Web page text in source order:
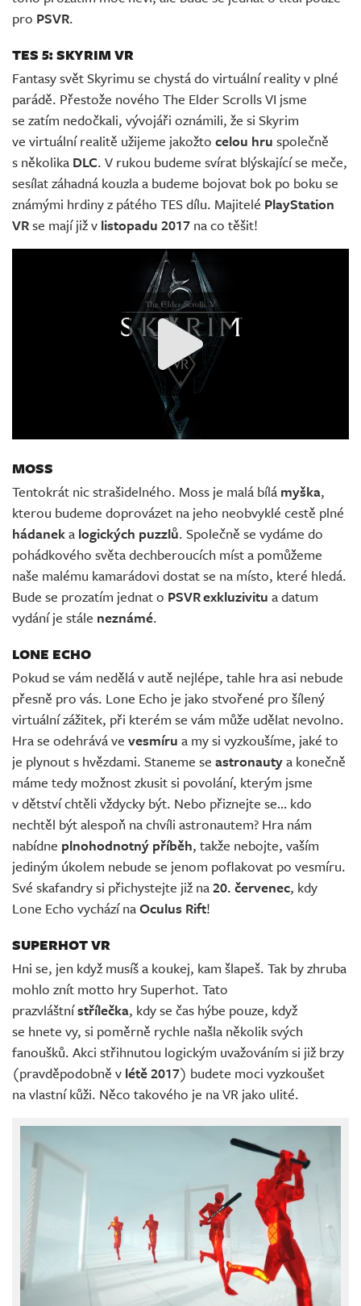
pro PSVR.
TES 5: SKYRIM VR
Fantasy svět Skyrimu se chystá do virtuální reality v plné
parádě. Přestože nového The Elder Scrolls VI jsme
se zatím nedočkali, vývojáři oznámili, že si Skyrim
ve virtuální realitě užijeme jakožto celou hru společně
s několika DLC. V rukou budeme svírat blýskající se meče,
sesílat záhadná kouzla a budeme bojovat bok po boku se
známými hrdiny z pátého TES dílu. Majitelé PlayStation
VRse mají již v listopadu 2017 na co těšit!
MOSS
Tentokrát nic strašidelného. Moss je malá bílá myška,
kterou budeme doprovázet na jeho neobvyklé cestě plné
hádaneka logických puzzlů. Společně se vydáme do
pohádkového světa dechberoucích míst a pomůžeme
naše malému kamarádovi dostat se na místo, které hledá.
Bude se prozatím jednat o PSVR exkluzivitu a datum
vydání je stále neznámé.
LONE ECHO
Pokud se vám nedělá v autě nejlépe, tahle hra asi nebude
přesně pro vás. Lone Echo je jako stvořené pro šílený
virtuální zážitek, při kterém se vám může udělat nevolno.
Hra se odehrává ve vesmíru a my si vyzkoušíme, jaké to
je plynout s hvězdami. Staneme se astronautya konečně
máme tedy možnost zkusit si povolání, kterým jsme
v dětství chtěli vždycky být. Nebo přiznejte se… kdo
nechtěl být alespoň na chvíli astronautem? Hra nám
nabídne plnohodnotný příběh, takže nebojte, vaším
jediným úkolem nebude se jenom poflakovat po vesmíru.
Své skafandry si přichystejte již na20. červenec, kdy
Lone Echo vychází naOculus Rift!
SUPERHOT VR
Hni se, jen když musíš a koukej, kam šlapeš. Tak by zhruba
mohlo znít motto hry Superhot. Tato
prazvláštnístřílečka, kdy se čas hýbe pouze, když
se hnete vy, si poměrně rychle našla několik svých
fanoušků. Akci střihnutou logickým uvažováním si již brzy
(pravděpodobně v létě 2017) budete moci vyzkoušet
na vlastní kůži. Něco takového je na VR jako ulité.